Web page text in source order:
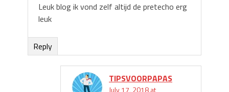
Leuk blog ik vond zelf altijd de pretecho erg
leuk
Reply
TIPSVOORPAPAS